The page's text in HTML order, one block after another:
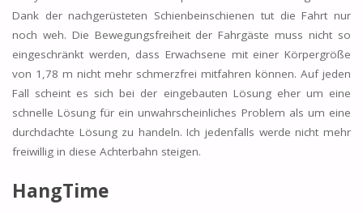
Dank der nachgerüsteten Schienbeinschienen tut die Fahrt nur
noch weh. Die Bewegungsfreiheit der Fahrgäste muss nicht so
eingeschränkt werden, dass Erwachsene mit einer Körpergröße
von 1,78 m nicht mehr schmerzfrei mitfahren können. Auf jeden
Fall scheint es sich bei der eingebauten Lösung eher um eine
schnelle Lösung für ein unwahrscheinliches Problem als um eine
durchdachte Lösung zu handeln. Ich jedenfalls werde nicht mehr
freiwillig in diese Achterbahn steigen.
HangTime